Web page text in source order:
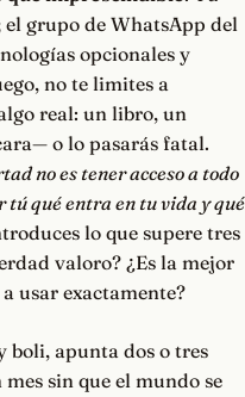
grupo de WhatsApp del
opcionales y
no te limites a
real: un libro, un
o lo pasarás fatal.
no es tener acceso a todo
qué entra en tu vida y qué
lo que supere tres
valoro? ¿Es la mejor
usar exactamente?
boli, apunta dos o tres
sin que el mundo se